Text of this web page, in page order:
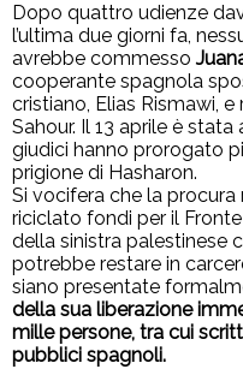
Dopo quattro udienze
l’ultima due giorni fa,
avrebbe commesso
cooperante spagnola
cristiano, Elias Rismawi,
Sahour. Il 13 aprile è
giudici hanno prorogato
prigione di Hasharon.
Si vocifera che la
riciclato fondi per il
della sinistra palestinese
potrebbe restare in
siano presentate
della sua liberazione
mille persone, tra cui
pubblici spagnoli.